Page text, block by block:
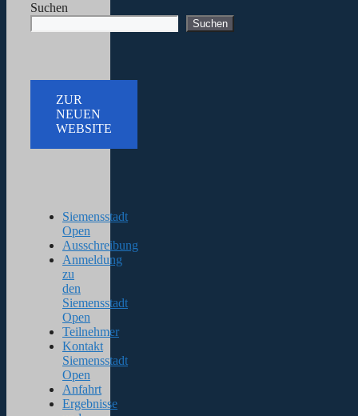
Suchen
Suchen
ZUR
NEUEN
WEBSITE
Siemensstadt
Open
Ausschreibung
Anmeldung
zu
den
Siemensstadt
Open
Teilnehmer
Kontakt
Siemensstadt
Open
Anfahrt
Ergebnisse